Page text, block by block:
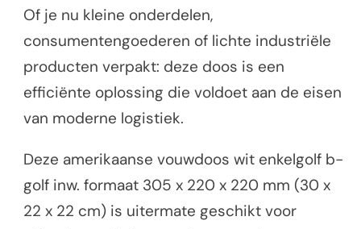
Of je nu kleine onderdelen,
consumentengoederen of lichte industriële
producten verpakt: deze doos is een
efficiënte oplossing die voldoet aan de eisen
van moderne logistiek.
Deze amerikaanse vouwdoos wit enkelgolf b-
golf inw. formaat 305 x 220 x 220 mm (30 x
22 x 22 cm) is uitermate geschikt voor